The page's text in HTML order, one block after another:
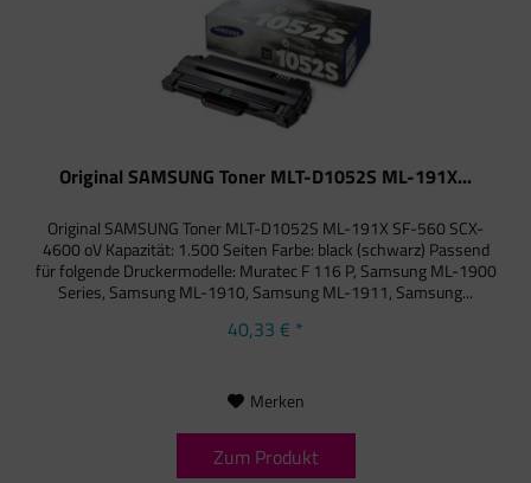
Original SAMSUNG Toner MLT-D1052S ML-191X...
Original SAMSUNG Toner MLT-D1052S ML-191X SF-560 SCX-
4600 oV Kapazität: 1.500 Seiten Farbe: black (schwarz) Passend
für folgende Druckermodelle: Muratec F 116 P, Samsung ML-1900
Series, Samsung ML-1910, Samsung ML-1911, Samsung...
40,33 € *
Merken
Zum Produkt